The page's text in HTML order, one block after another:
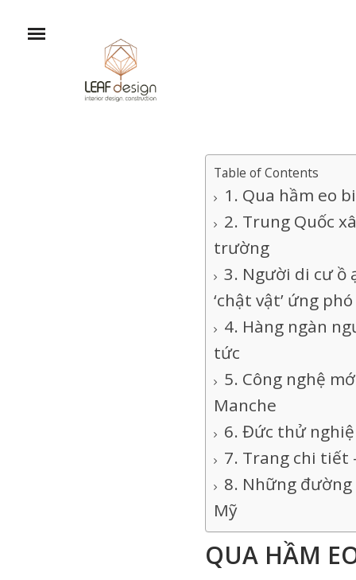
Table of Contents
Qua hầm eo
Trung Quốc
trường
Người di cư ồ
‘chật vật’ ứng phó
Hàng ngàn
tức
Công nghệ
Manche
Đức thử
Trang chi tiết
Những
Mỹ
QUA HẦM